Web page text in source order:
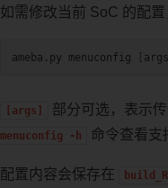
如需修改当前 SoC 的配置
ameba.py menuconfig args
[args] 部分可选，表示
menuconfig
-h 命令查看支
配置内容会保存在